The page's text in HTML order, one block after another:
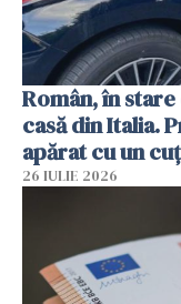
Român, în
casă din Italia.
apărat cu un
26 IULIE 2026